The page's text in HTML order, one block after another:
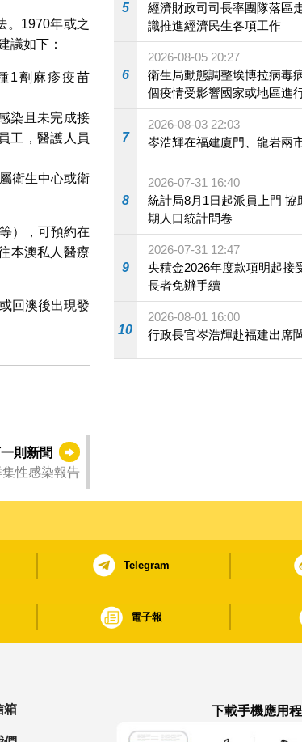
。1970年或之
議如下：
1劑麻疹疫苗
染且未完成接
工，醫護人員
衛生中心或衛
），可預約在
本澳私人醫療
回澳後出現發
則新聞
性感染報告
5
經濟財政司司長率團隊落區
識推進經濟民生各項工作
6
2026-08-05 20:27
衛生局動態調整埃博拉病毒
個疫情受影響國家或地區進
施
7
2026-08-03 22:03
岑浩輝在福建廈門、龍岩兩
8
2026-07-31 16:40
統計局8月1日起派員上門 協助住戶完成2026 中
期人口統計問卷
9
2026-07-31 12:47
央積金2026年度款項明起接受提款 合
長者免辦手續
10
2026-08-01 16:00
行政長官岑浩輝赴福建出席
Telegram
電子報
箱
下載手機應用